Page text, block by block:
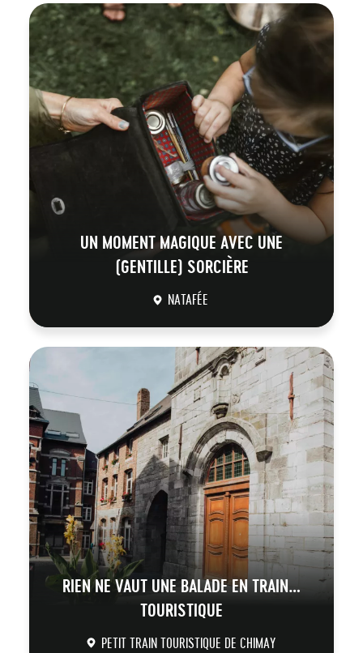
UN MOMENT MAGIQUE AVEC UNE
(GENTILLE) SORCIÈRE
NATAFÉE
RIEN NE VAUT UNE BALADE EN TRAIN…
TOURISTIQUE
PETIT TRAIN TOURISTIQUE DE CHIMAY